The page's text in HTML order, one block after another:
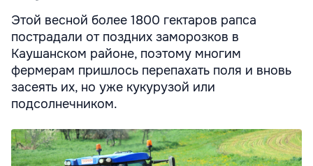
Этой весной более 1800 гектаров рапса
пострадали от поздних заморозков в
Каушанском районе, поэтому многим
фермерам пришлось перепахать поля и вновь
засеять их, но уже кукурузой или
подсолнечником.